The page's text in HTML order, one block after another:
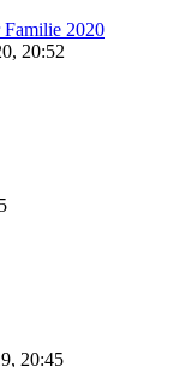
Familie 2020
20:52
20:45